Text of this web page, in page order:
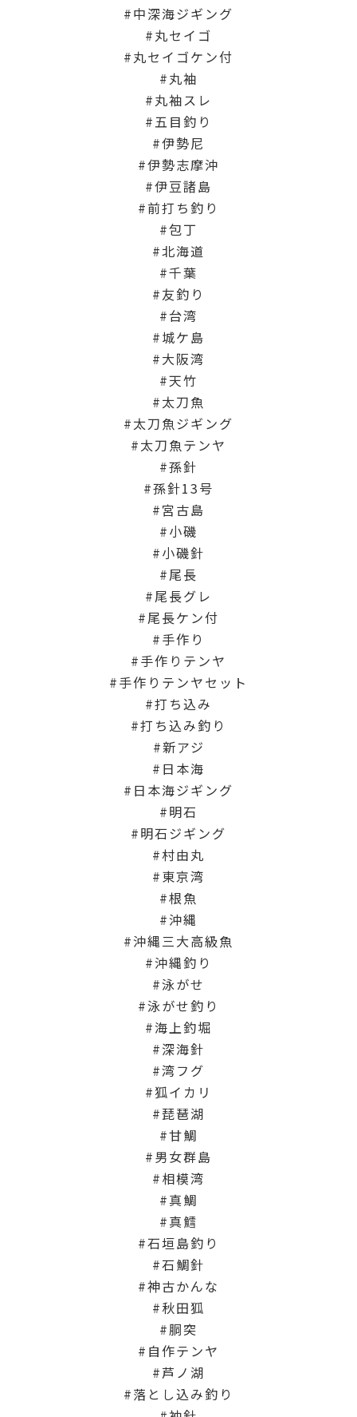
中深海ジギング
丸セイゴ
丸セイゴケン付
丸袖
丸袖スレ
五目釣り
伊勢尼
伊勢志摩沖
伊豆諸島
前打ち釣り
包丁
北海道
千葉
友釣り
台湾
城ケ島
大阪湾
天竹
太刀魚
太刀魚ジギング
太刀魚テンヤ
孫針
孫針13号
宮古島
小磯
小磯針
尾長
尾長グレ
尾長ケン付
手作り
手作りテンヤ
手作りテンヤセット
打ち込み
打ち込み釣り
新アジ
日本海
日本海ジギング
明石
明石ジギング
村由丸
東京湾
根魚
沖縄
沖縄三大高級魚
沖縄釣り
泳がせ
泳がせ釣り
海上釣堀
深海針
湾フグ
狐イカリ
琵琶湖
甘鯛
男女群島
相模湾
真鯛
真鱈
石垣島釣り
石鯛針
神古かんな
秋田狐
胴突
自作テンヤ
芦ノ湖
落とし込み釣り